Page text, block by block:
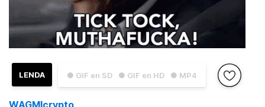
● GIF en SD ● GIF en HD ● MP4
LENDA
WAGMIcrypto